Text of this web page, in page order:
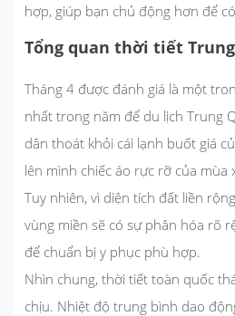
hợp, giúp bạn chủ động hơn để
Tổng quan thời tiết
Tháng 4 được đánh giá là một
nhất trong năm để du lịch Trung
dân thoát khỏi cái lạnh buốt giá
lên mình chiếc áo rực rỡ của mùa
Tuy nhiên, vì diện tích đất liền
vùng miền sẽ có sự phân hóa rõ
để chuẩn bị y phục phù hợp.
Nhìn chung, thời tiết toàn quốc
chịu. Nhiệt độ trung bình dao